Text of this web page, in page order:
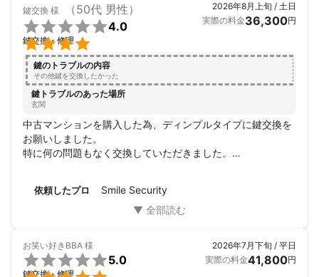
鍵交換 様 （50代 男性）


4.0
鍵交換・修理
2026年8月上旬 / 土日
実際の料金36,300円
鍵のトラブルの内容
その他鍵を交換したかった
鍵トラブルのあった場所
玄関
中古マンションを購入した為、ディンプルタイプに鍵交換を
お願いしました。
特に何の問題もなく交換していただきました。
仕組みが良くわかりません。
依頼したプロ Smile Security
お笑い好きBBA 様
5.0
鍵交換・修理
2026年7月下旬 / 平日
実際の料金41,800円